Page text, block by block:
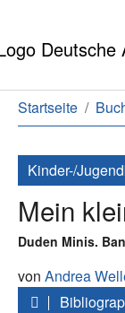
Sie sind hier:
Startseite
Kinder-/
Mein
Duden Minis.
von Andrea